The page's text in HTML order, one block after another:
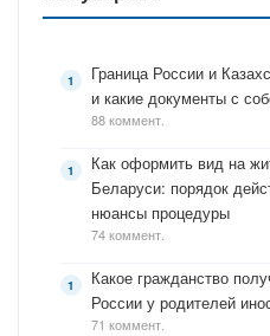
Граница России и
и какие документы с
88 коммент.
Как оформить вид на
Беларуси: порядок
нюансы процедуры
74 коммент.
Какое гражданство
России у родителей
71 коммент.